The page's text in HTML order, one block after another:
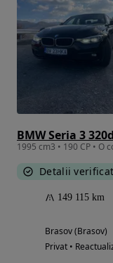
BMW Seria 3
Detalii
149 115 km
Brasov (Brasov)
Privat •